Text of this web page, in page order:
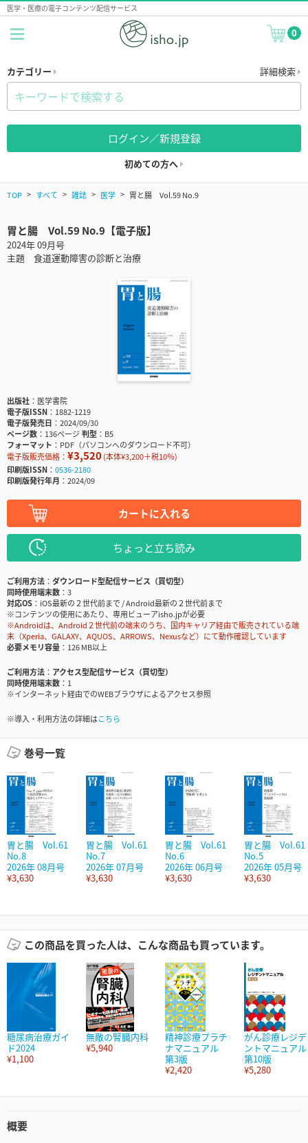
医学・医療の電子コンテンツ配信サービス
0
カテゴリー 詳細検索
ログイン／新規登録
初めての方へ
TOP すべて 雑誌 医学 胃と腸 Vol.59 No.9
胃と腸 Vol.59 No.9【電子版】
2024年 09月号
主題 食道運動障害の診断と治療
出版社
医学書院
電子版ISSN
1882-1219
電子版発売日
2024/09/30
ページ数
136ページ判型
B5
フォーマット
PDF（パソコンへのダウンロード不可）
電子版販売価格： ¥3,520(本体¥3,200＋税10％)
印刷版ISSN
0536-2180
印刷版発行年月
2024/09
カートに入れる
ちょっと立ち読み
ご利用方法
ダウンロード型配信サービス（買切型）
同時使用端末数
3
対応OS
iOS最新の２世代前まで / Android最新の２世代前まで
※コンテンツの使用にあたり、専用ビューアisho.jpが必要
※Androidは、Android２世代前の端末のうち、国内キャリア経由で販売されている端
末（Xperia、GALAXY、AQUOS、ARROWS、Nexusなど）にて動作確認しています
必要メモリ容量
126 MB以上
ご利用方法
アクセス型配信サービス（買切型）
同時使用端末数
1
※インターネット経由でのWEBブラウザによるアクセス参照
※導入・利用方法の詳細はこちら
巻号一覧
胃と腸 Vol.61
No.8
2026年 08月号
¥3,630
胃と腸 Vol.61
No.7
2026年 07月号
¥3,630
胃と腸 Vol.61
No.6
2026年 06月号
¥3,630
胃と腸 Vol.61
No.5
2026年 05月号
¥3,630
この商品を買った人は、こんな商品も買っています。
糖尿病治療ガイ
ド2024
¥1,100
無敵の腎臓内科
¥5,940
精神診療プラチ
ナマニュアル
第3版
¥2,420
がん診療レジデ
ントマニュアル
第10版
¥5,280
概要